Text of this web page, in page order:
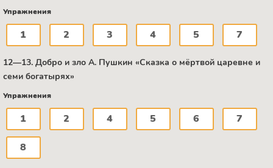
Упражнения
1 2 3 4 5 7
12—13. Добро и зло А. Пушкин «Сказка о мёртвой царевне и
семи богатырях»
Упражнения
1 2 4 5 6 7
8